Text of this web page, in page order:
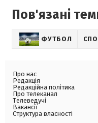
Пов'язані
ФУТБОЛ
Про нас
Редакція
Редакційна політика
Про телеканал
Телеведучі
Вакансії
Структура власності